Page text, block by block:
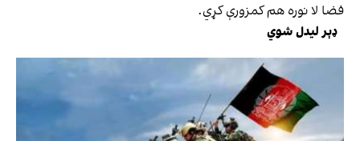
فضا لا نوره هم کمزورې کړي.
ډېر لیدل شوي